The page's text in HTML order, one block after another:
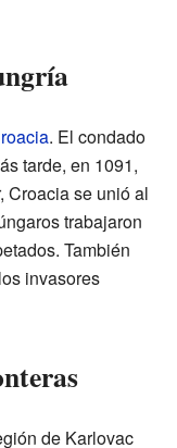
. El condado
tarde, en 1091,
Croacia se unió al
trabajaron
También
invasores
de Karlovac